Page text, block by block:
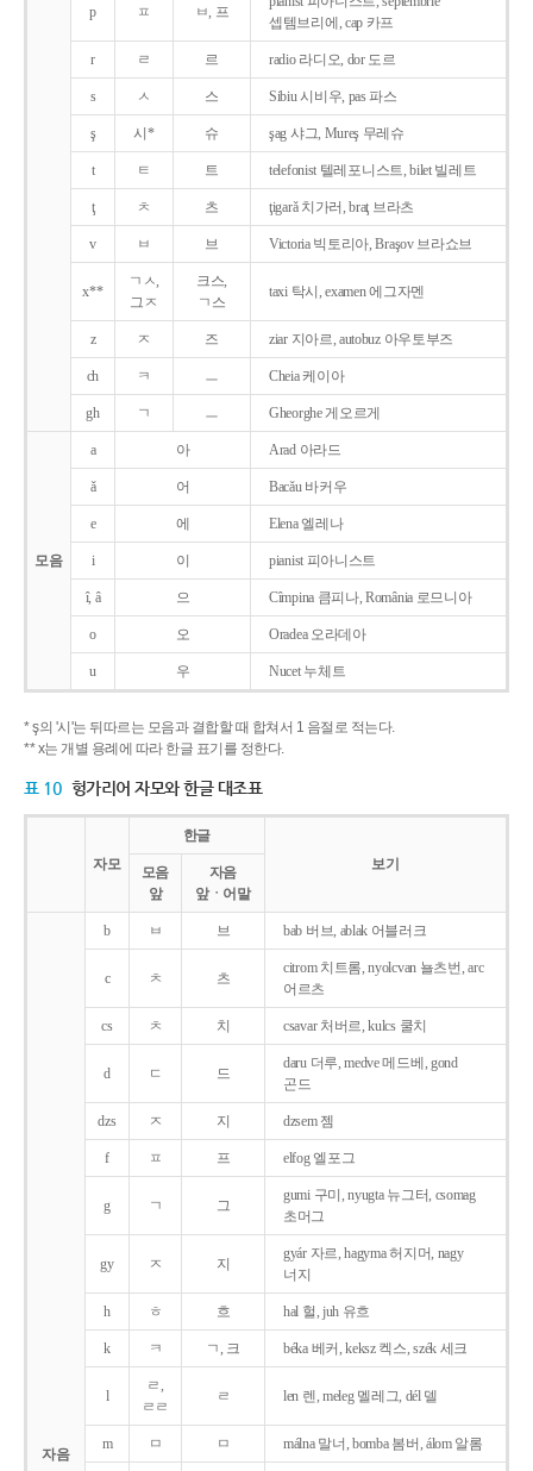
p ㅍ ㅂ, 프
셉템브리에, cap 카프
r ㄹ 르 radio 라디오, dor 도르
s ㅅ 스 Sibiu 시비우, pas 파스
ş 시* 슈 şag 샤그, Mureş 무레슈
t ㅌ 트 telefonist 텔레포니스트, bilet 빌레트
ţ ㅊ 츠 ţigarǎ 치가러, braţ 브라츠
v ㅂ 브 Victoria 빅토리아, Braşov 브라쇼브
x**
ㄱㅅ,
그ㅈ
크스,
ㄱ스
taxi 탁시, examen 에그자멘
z ㅈ 즈 ziar 지아르, autobuz 아우토부즈
ch ㅋ ㅡ Cheia 케이아
gh ㄱ ㅡ Gheorghe 게오르게
모음
a 아 Arad 아라드
ǎ 어 Bacǎu 바커우
e 에 Elena 엘레나
i 이 pianist 피아니스트
î, â 으 Cîmpina 큼피나, România 로므니아
o 오 Oradea 오라데아
u 우 Nucet 누체트
* ş의 '시'는 뒤따르는 모음과 결합할 때 합쳐서 1 음절로 적는다.
** x는 개별 용례에 따라 한글 표기를 정한다.
표 10 헝가리어 자모와 한글 대조표
자모
한글
보기
모음
앞
자음
앞ㆍ어말
자음
b ㅂ 브 bab 버브, ablak 어블러크
c ㅊ 츠
citrom 치트롬, nyolcvan 뇰츠번, arc
어르츠
cs ㅊ 치 csavar 처버르, kulcs 쿨치
d ㄷ 드
daru 더루, medve 메드베, gond
곤드
dzs ㅈ 지 dzsem 젬
f ㅍ 프 elfog 엘포그
g ㄱ 그
gumi 구미, nyugta 뉴그터, csomag
초머그
gy ㅈ 지
gyár 자르, hagyma 허지머, nagy
너지
h ㅎ 흐 hal 헐, juh 유흐
k ㅋ ㄱ, 크 béka 베커, keksz 켁스, szék 세크
l
ㄹ,
ㄹㄹ
ㄹ len 렌, meleg 멜레그, dél 델
m ㅁ ㅁ málna 말너, bomba 봄버, álom 알롬